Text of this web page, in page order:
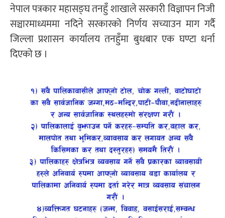
नेपाल पत्रकार महासङ्घ तनहुँ शाखाले सरकारी विज्ञापन निजी
सञ्चारमाध्यममा नदिने सरकारको निर्णय सच्याउन माग गर्दै
जिल्ला प्रशासन कार्यालय तनहुँमा बुधबार एक घण्टा धर्ना
दिएको छ ।